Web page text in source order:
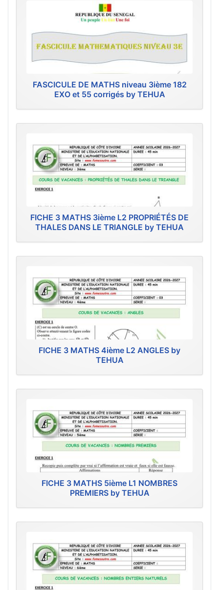
FASCICULE DE MATHS niveau 3ième 182
EXO et 55 corrigés by TEHUA
FICHE 3 MATHS 3ième L2 PROPRIÉTÉS DE
THALES DANS LE TRIANGLE by TEHUA
FICHE 3 MATHS 4ième L2 ANGLES by
TEHUA
FICHE 3 MATHS 5ième L1 NOMBRES
PREMIERS by TEHUA